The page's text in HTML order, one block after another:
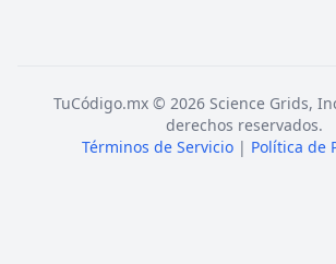
TuCódigo.mx © 2026 Science Grids,
derechos reservados.
Términos de Servicio | Política de